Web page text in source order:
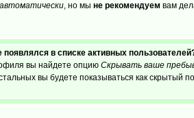
, но мы не рекомендуем вам
появлялся в списке активных
вы найдете опцию Скрывать ваше
вы будете показываться как скрытый